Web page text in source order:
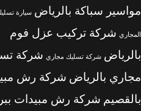
مواسير سباكة بالرياض سيارة
المجاري شركة تركيب عزل فوم
بالرياض شركة تسليك مجاري شركة
مجاري بالرياض شركة رش
بالقصيم شركة رش مبيدات